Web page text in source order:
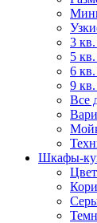
3
5
6
9
Все
Шкафы-
Цвет